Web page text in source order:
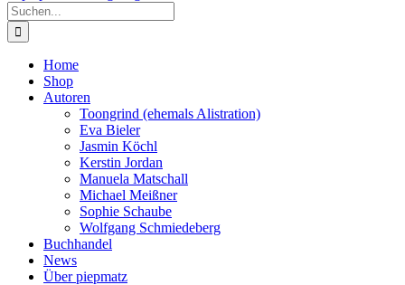
Suche
nach:
Home
Shop
Autoren
Toongrind (ehemals Alistration)
Eva Bieler
Jasmin Köchl
Kerstin Jordan
Manuela Matschall
Michael Meißner
Sophie Schaube
Wolfgang Schmiedeberg
Buchhandel
News
Über piepmatz